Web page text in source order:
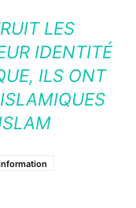
LES
IDENTITÉ
ILS ONT